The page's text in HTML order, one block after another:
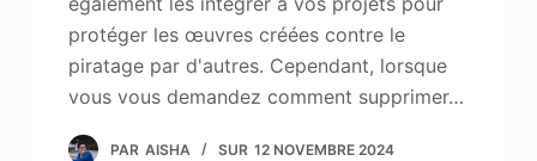
protéger les œuvres créées contre le
piratage par d'autres. Cependant, lorsque
vous vous demandez comment supprimer…
PAR AISHA SUR 12 NOVEMBRE 2024